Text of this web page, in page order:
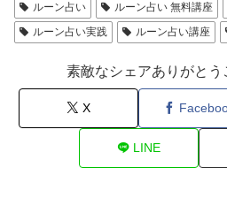
ルーン占い
ルーン占い 無料講座
ルーン占い実践
ルーン占い講座
素敵なシェアありがとう
X
LINE